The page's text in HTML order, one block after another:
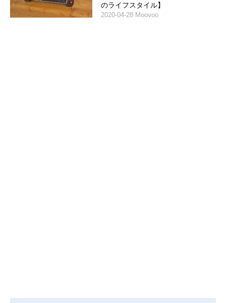
のライフスタイル】
2020-04-28 Moovoo